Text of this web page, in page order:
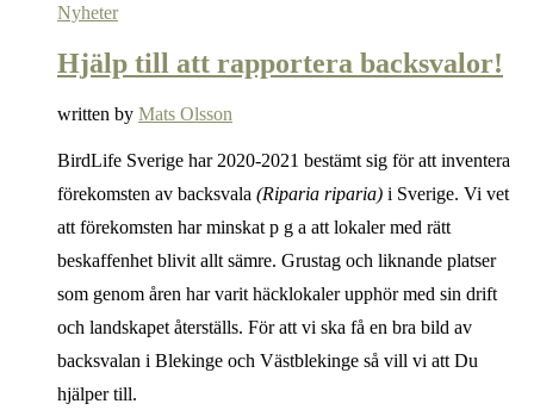
Nyheter
Hjälp till att rapportera backsvalor!
written by Mats Olsson
BirdLife Sverige har 2020-2021 bestämt sig för att inventera
förekomsten av backsvala (Riparia riparia) i Sverige. Vi vet
att förekomsten har minskat p g a att lokaler med rätt
beskaffenhet blivit allt sämre. Grustag och liknande platser
som genom åren har varit häcklokaler upphör med sin drift
och landskapet återställs. För att vi ska få en bra bild av
backsvalan i Blekinge och Västblekinge så vill vi att Du
hjälper till.